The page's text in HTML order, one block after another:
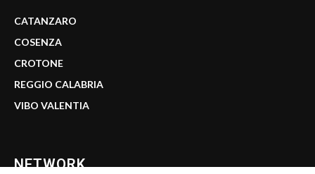
CATANZARO
COSENZA
CROTONE
REGGIO CALABRIA
VIBO VALENTIA
NETWORK